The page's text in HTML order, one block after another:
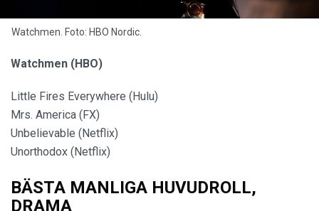
Watchmen. Foto: HBO Nordic.
Watchmen (HBO)
Little Fires Everywhere (Hulu)
Mrs. America (FX)
Unbelievable (Netflix)
Unorthodox (Netflix)
BÄSTA MANLIGA HUVUDROLL,
DRAMA